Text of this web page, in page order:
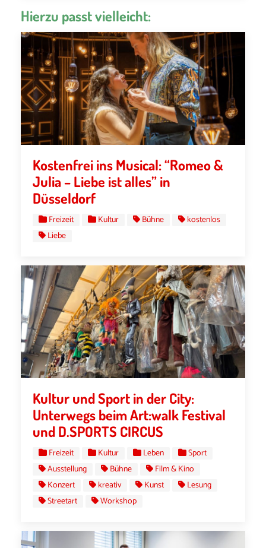
Hierzu passt vielleicht:
Kostenfrei ins Musical: “Romeo &
Julia – Liebe ist alles” in
Düsseldorf
Freizeit Kultur Bühne
kostenlos
Liebe
Kultur und Sport in der City:
Unterwegs beim Art:walk Festival
und D.SPORTS CIRCUS
Freizeit Kultur Leben
Sport
Ausstellung
Bühne
Film & Kino
Konzert
kreativ Kunst
Lesung
Streetart
Workshop